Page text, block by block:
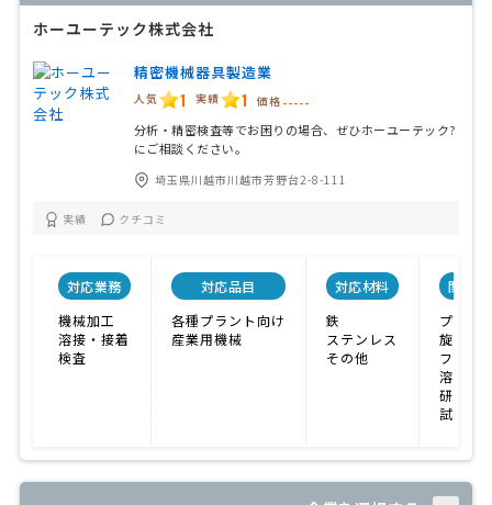
ホーユーテック株式会社
精密機械器具製造業
人気 1 実績 1 価格 -----
分析・精密検査等でお困りの場合、ぜひホーユーテック?
にご相談ください。
埼玉県川越市川越市芳野台2-8-111
実績 クチコミ
対応業務
機械加工
溶接・接着
検査
対応品目
各種プラント向け
産業用機械
対応材料
鉄
ステンレス
その他
関連
プレス
旋盤
フライ
溶接機
研磨機
試験機